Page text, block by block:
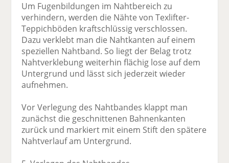
Um Fugenbildungen im Nahtbereich zu
verhindern, werden die Nähte von Texlifter-
Teppichböden kraftschlüssig verschlossen.
Dazu verklebt man die Nahtkanten auf einem
speziellen Nahtband. So liegt der Belag trotz
Nahtverklebung weiterhin flächig lose auf dem
Untergrund und lässt sich jederzeit wieder
aufnehmen.
Vor Verlegung des Nahtbandes klappt man
zunächst die geschnittenen Bahnenkanten
zurück und markiert mit einem Stift den spätere
Nahtverlauf am Untergrund.